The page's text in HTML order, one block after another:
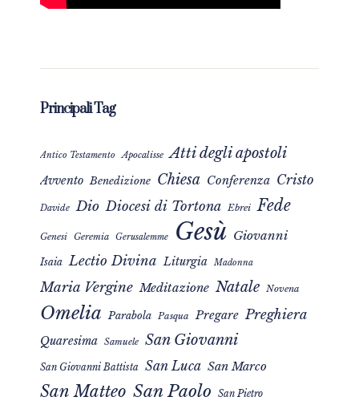
Principali Tag
Antico Testamento Apocalisse Atti degli apostoli
Avvento Benedizione Chiesa Conferenza Cristo
Davide Dio Diocesi di Tortona Ebrei Fede
Genesi Geremia Gerusalemme Gesù Giovanni
Isaia Lectio Divina Liturgia Madonna
Maria Vergine Meditazione Natale Novena
Omelia Parabola Pasqua Pregare Preghiera
Quaresima Samuele San Giovanni
San Giovanni Battista San Luca San Marco
San Matteo San Paolo San Pietro